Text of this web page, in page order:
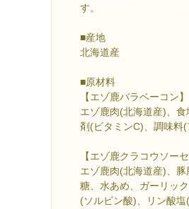
す。
■産地
北海道産
■原材料
【エゾ鹿バラベーコン】
エゾ鹿肉(北海道産)、
剤(ビタミンC)、調味料
【エゾ鹿クラコウソーセ
エゾ鹿肉(北海道産)、
糖、水あめ、ガーリッ
(ソルビン酸)、リン酸塩